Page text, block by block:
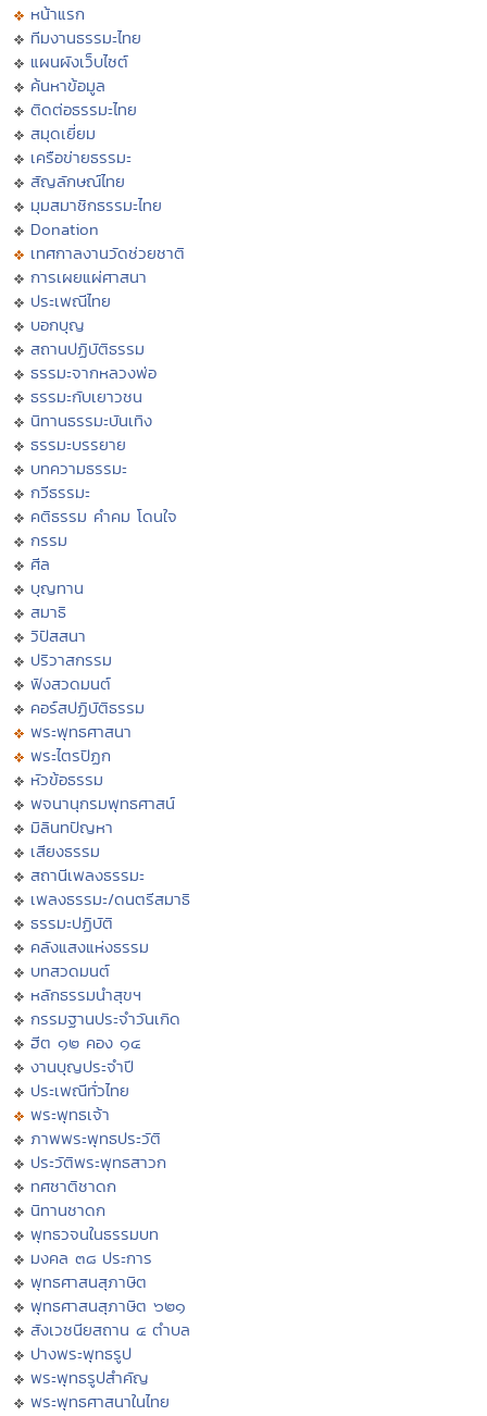
หน้าแรก
ทีมงานธรรมะไทย
แผนผังเว็บไซต์
ค้นหาข้อมูล
ติดต่อธรรมะไทย
สมุดเยี่ยม
เครือข่ายธรรมะ
สัญลักษณ์ไทย
มุมสมาชิกธรรมะไทย
Donation
เทศกาลงานวัดช่วยชาติ
การเผยแผ่ศาสนา
ประเพณีไทย
บอกบุญ
สถานปฏิบัติธรรม
ธรรมะจากหลวงพ่อ
ธรรมะกับเยาวชน
นิทานธรรมะบันเทิง
ธรรมะบรรยาย
บทความธรรมะ
กวีธรรมะ
คติธรรม คำคม โดนใจ
กรรม
ศีล
บุญทาน
สมาธิ
วิปัสสนา
ปริวาสกรรม
ฟังสวดมนต์
คอร์สปฏิบัติธรรม
พระพุทธศาสนา
พระไตรปิฏก
หัวข้อธรรม
พจนานุกรมพุทธศาสน์
มิลินทปัญหา
เสียงธรรม
สถานีเพลงธรรมะ
เพลงธรรมะ/ดนตรีสมาธิ
ธรรมะปฏิบัติ
คลังแสงแห่งธรรม
บทสวดมนต์
หลักธรรมนำสุขฯ
กรรมฐานประจำวันเกิด
ฮีต ๑๒ คอง ๑๔
งานบุญประจำปี
ประเพณีทั่วไทย
พระพุทธเจ้า
ภาพพระพุทธประวัติ
ประวัติพระพุทธสาวก
ทศชาติชาดก
นิทานชาดก
พุทธวจนในธรรมบท
มงคล ๓๘ ประการ
พุทธศาสนสุภาษิต
พุทธศาสนสุภาษิต ๖๒๑
สังเวชนียสถาน ๔ ตำบล
ปางพระพุทธรูป
พระพุทธรูปสำคัญ
พระพุทธศาสนาในไทย